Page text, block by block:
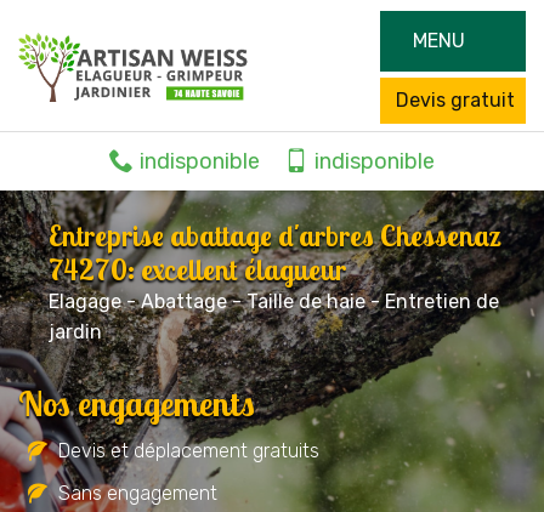
MENU
Devis gratuit
indisponible indisponible
Entreprise abattage d'arbres Chessenaz
74270: excellent élagueur
Elagage - Abattage - Taille de haie - Entretien de
jardin
Nos engagements
Devis et déplacement gratuits
Sans engagement